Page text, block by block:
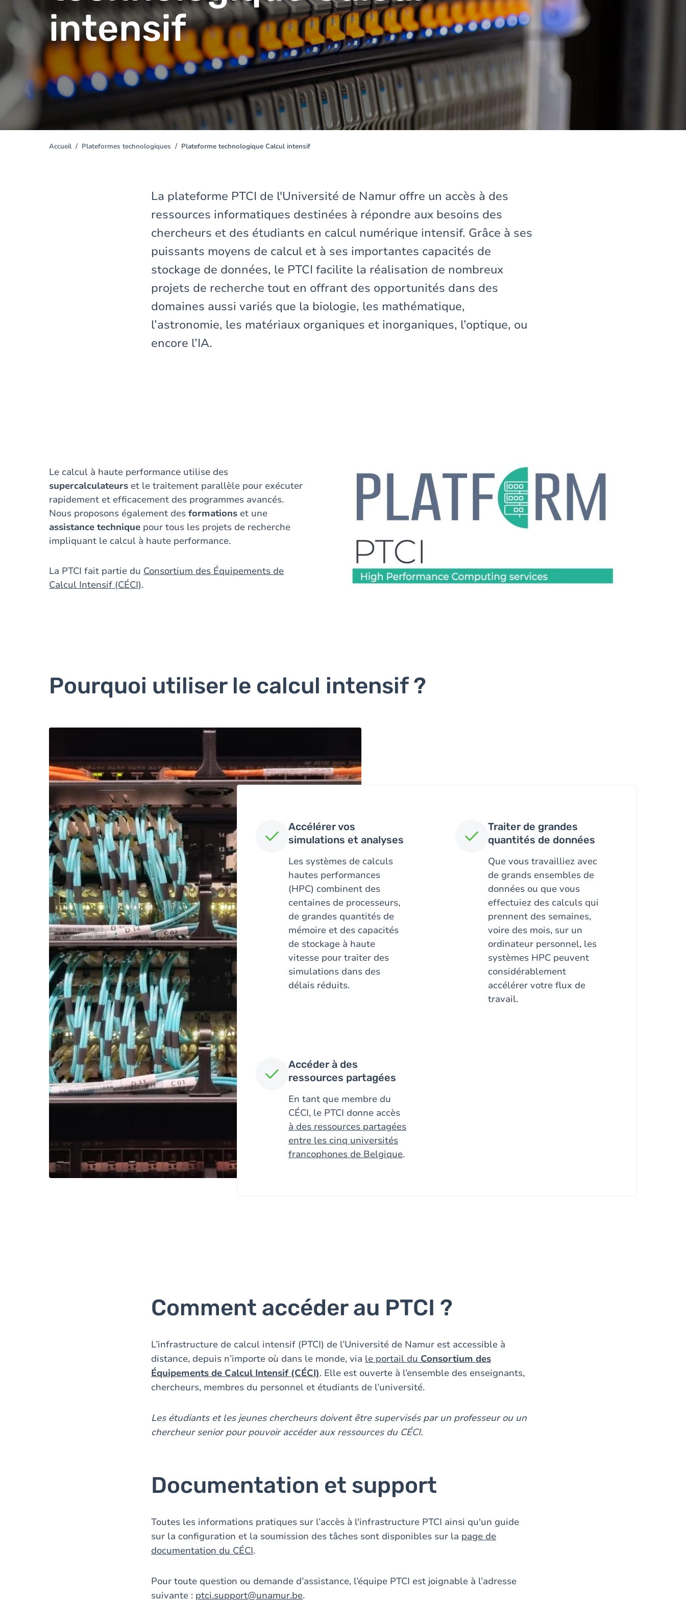
intensif
You
Accueil Plateformes technologiques Plateforme technologique Calcul intensif
La plateforme PTCI de l'Université de Namur offre un accès à des
ressources informatiques destinées à répondre aux besoins des
chercheurs et des étudiants en calcul numérique intensif. Grâce à ses
puissants moyens de calcul et à ses importantes capacités de
stockage de données, le PTCI facilite la réalisation de nombreux
projets de recherche tout en offrant des opportunités dans des
domaines aussi variés que la biologie, les mathématique,
l’astronomie, les matériaux organiques et inorganiques, l’optique, ou
encore l’IA.
Le calcul à haute performance utilise des
supercalculateurs et le traitement parallèle pour exécuter
rapidement et efficacement des programmes avancés.
Nous proposons également des formations et une
assistance technique pour tous les projets de recherche
impliquant le calcul à haute performance.
La PTCI fait partie du Consortium des Équipements de
Calcul Intensif (CÉCI).
Pourquoi utiliser le calcul intensif ?
Accélérer vos
simulations et analyses
Les systèmes de calculs
hautes performances
(HPC) combinent des
centaines de processeurs,
de grandes quantités de
mémoire et des capacités
de stockage à haute
vitesse pour traiter des
simulations dans des
délais réduits.
Traiter de grandes
quantités de données
Que vous travailliez avec
de grands ensembles de
données ou que vous
effectuiez des calculs qui
prennent des semaines,
voire des mois, sur un
ordinateur personnel, les
systèmes HPC peuvent
considérablement
accélérer votre flux de
travail.
Accéder à des
ressources partagées
En tant que membre du
CÉCI, le PTCI donne accès
à des ressources partagées
entre les cinq universités
francophones de Belgique.
Comment accéder au PTCI ?
L’infrastructure de calcul intensif (PTCI) de l’Université de Namur est accessible à
distance, depuis n’importe où dans le monde, via le portail du Consortium des
Équipements de Calcul Intensif (CÉCI). Elle est ouverte à l’ensemble des enseignants,
chercheurs, membres du personnel et étudiants de l’université.
Les étudiants et les jeunes chercheurs doivent être supervisés par un professeur ou un
chercheur senior pour pouvoir accéder aux ressources du CÉCI.
Documentation et support
Toutes les informations pratiques sur l’accès à l'infrastructure PTCI ainsi qu'un guide
sur la configuration et la soumission des tâches sont disponibles sur la page de
documentation du CÉCI.
Pour toute question ou demande d’assistance, l’équipe PTCI est joignable à l’adresse
suivante : ptci.support@unamur.be.